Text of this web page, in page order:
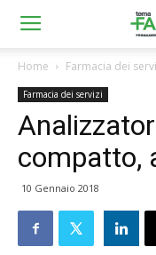
Home Farmacia dei
Farmacia dei servizi
compatto,
10 Gennaio 2018